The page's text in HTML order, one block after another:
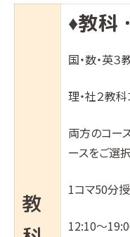
教
♦︎教科
国・数・英３
理・社２教科
両方のコー
ースをご選
1コマ50分授
12:10〜